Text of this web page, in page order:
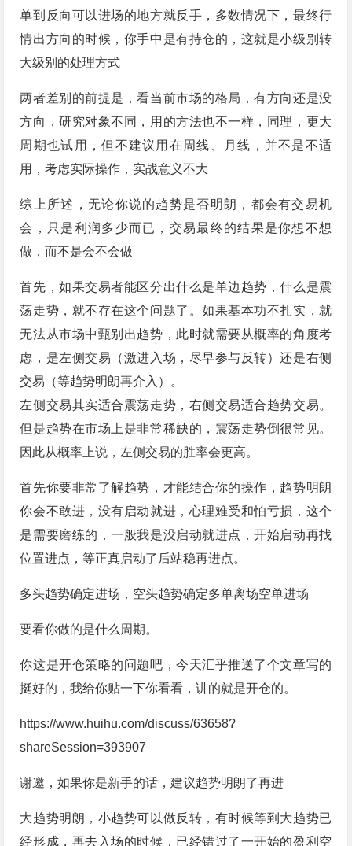
单到反向可以进场的地方就反手，多数情况下，最终行
情出方向的时候，你手中是有持仓的，这就是小级别转
大级别的处理方式
两者差别的前提是，看当前市场的格局，有方向还是没
方向，研究对象不同，用的方法也不一样，同理，更大
周期也试用，但不建议用在周线、月线，并不是不适
用，考虑实际操作，实战意义不大
综上所述，无论你说的趋势是否明朗，都会有交易机
会，只是利润多少而已，交易最终的结果是你想不想
做，而不是会不会做
首先，如果交易者能区分出什么是单边趋势，什么是震
荡走势，就不存在这个问题了。如果基本功不扎实，就
无法从市场中甄别出趋势，此时就需要从概率的角度考
虑，是左侧交易（激进入场，尽早参与反转）还是右侧
交易（等趋势明朗再介入）。
左侧交易其实适合震荡走势，右侧交易适合趋势交易。
但是趋势在市场上是非常稀缺的，震荡走势倒很常见。
因此从概率上说，左侧交易的胜率会更高。
首先你要非常了解趋势，才能结合你的操作，趋势明朗
你会不敢进，没有启动就进，心理难受和怕亏损，这个
是需要磨练的，一般我是没启动就进点，开始启动再找
位置进点，等正真启动了后站稳再进点。
多头趋势确定进场，空头趋势确定多单离场空单进场
要看你做的是什么周期。
你这是开仓策略的问题吧，今天汇乎推送了个文章写的
挺好的，我给你贴一下你看看，讲的就是开仓的。
https://www.huihu.com/discuss/63658?
shareSession=393907
谢邀，如果你是新手的话，建议趋势明朗了再进
大趋势明朗，小趋势可以做反转，有时候等到大趋势已
经形成，再去入场的时候，已经错过了一开始的盈利空